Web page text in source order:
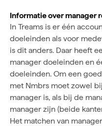
Informatie over manager
In Treams is er één
doeleinden als voor
is dit anders. Daar heeft
manager doeleinden en
doeleinden. Om een
met Nmbrs moet zowel
manager is, als bij de
manager zijn (beide
Het matchen van